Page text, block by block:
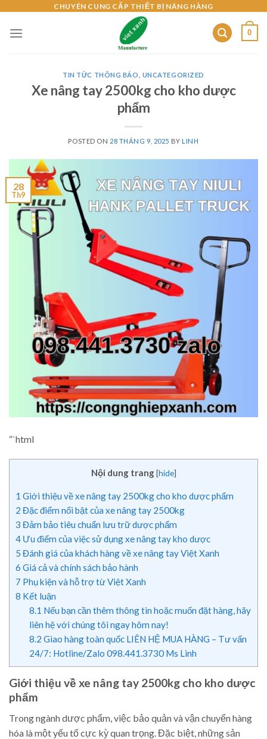
content
CHUYÊN CUNG CẤP THIẾT BỊ NÂNG HÀNG
0
TIN TỨC THÔNG BÁO UNCATEGORIZED
Xe nâng tay 2500kg cho kho dược
phẩm
POSTED ON 28 THÁNG 9, 2025 BYLINH
28
Th9
“`html
Nội dung trang [hide]
1 Giới thiệu về xe nâng tay 2500kg cho kho dược phẩm
2 Đặc điểm nổi bật của xe nâng tay 2500kg
3 Đảm bảo tiêu chuẩn lưu trữ dược phẩm
4 Ưu điểm của việc sử dụng xe nâng tay kho dược
5 Đánh giá của khách hàng về xe nâng tay Việt Xanh
6 Giá cả và chính sách bảo hành
7 Phụ kiện và hỗ trợ từ Việt Xanh
8 Kết luận
8.1 Nếu bạn cần thêm thông tin hoặc muốn đặt hàng, hãy
liên hệ với chúng tôi ngay hôm nay!
8.2 Giao hàng toàn quốc LIÊN HỆ MUA HÀNG – Tư vấn
24/7: Hotline/Zalo 098.441.3730 Ms Linh
Giới thiệu về xe nâng tay 2500kg cho kho dược
phẩm
Trong ngành dược phẩm, việc bảo quản và vận chuyển hàng
hóa là một yếu tố cực kỳ quan trọng. Đặc biệt, những sản